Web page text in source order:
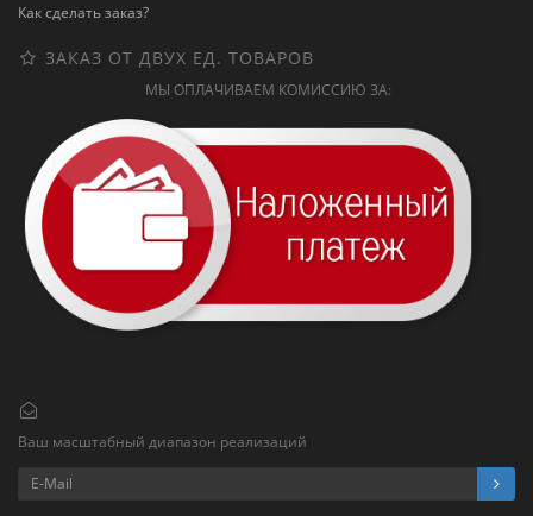
Как сделать заказ?
ЗАКАЗ ОТ ДВУХ ЕД. ТОВАРОВ
МЫ ОПЛАЧИВАЕМ КОМИССИЮ ЗА:
Ваш масштабный диапазон реализаций